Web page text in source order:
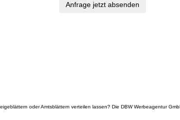
Anfrage jetzt absenden
oder Amtsblättern verteilen lassen? Die DBW Werbeagentur